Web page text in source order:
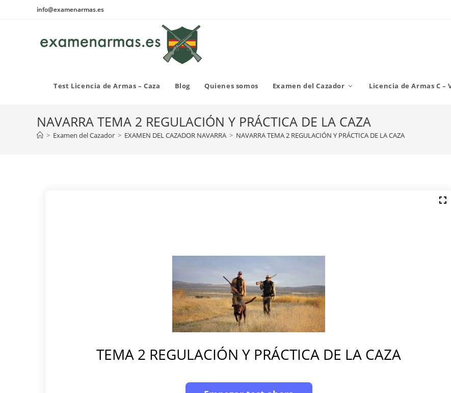
info@examenarmas.es
Test Licencia de Armas – Caza Blog Quienes somos Examen del Cazador Licencia de Armas C
NAVARRA TEMA 2 REGULACIÓN Y PRÁCTICA DE LA CAZA
> Examen del Cazador > EXAMEN DEL CAZADOR NAVARRA > NAVARRA TEMA 2 REGULACIÓN Y PRÁCTICA DE LA CAZA
TEMA 2 REGULACIÓN Y PRÁCTICA DE LA CAZA